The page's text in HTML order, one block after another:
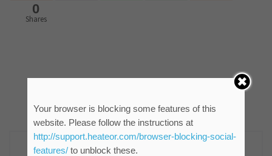
0
Shares
AUTHOR
Your browser is blocking some features of this
website. Please follow the instructions at
http://support.heateor.com/browser-blocking-social-
features/to unblock these.